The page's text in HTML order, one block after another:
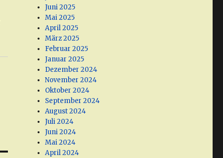
Juni 2025
Mai 2025
April 2025
März 2025
Februar 2025
Januar 2025
Dezember 2024
November 2024
Oktober 2024
September 2024
August 2024
Juli 2024
Juni 2024
Mai 2024
April 2024